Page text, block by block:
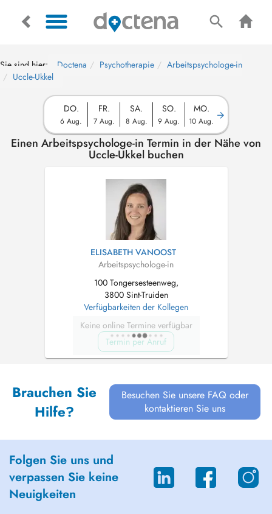
Sie sind hier: Doctena Psychotherapie
Arbeitspsychologe-in
Uccle-Ukkel
DO.
6 Aug.
FR.
7 Aug.
SA.
8 Aug.
SO.
9 Aug.
MO.
10 Aug.
Einen Arbeitspsychologe-in Termin in der Nähe von
Uccle-Ukkel buchen
ELISABETH VANOOST
Arbeitspsychologe-in
100 Tongersesteenweg,
3800 Sint-Truiden
Verfügbarkeiten der Kollegen
Keine online Termine verfügbar
Termin per Anruf
Brauchen Sie
Hilfe?
Besuchen Sie unsere FAQ oder
kontaktieren Sie uns
Folgen Sie uns und
verpassen Sie keine
Neuigkeiten